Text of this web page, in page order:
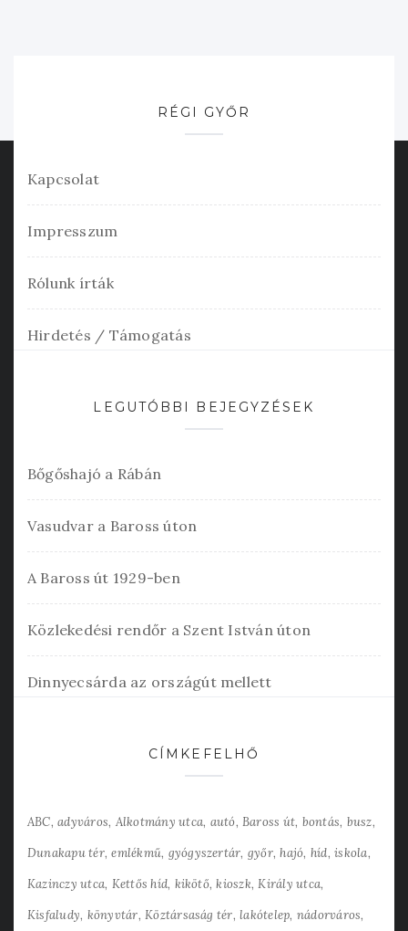
RÉGI GYŐR
Kapcsolat
Impresszum
Rólunk írták
Hirdetés / Támogatás
LEGUTÓBBI BEJEGYZÉSEK
Bőgőshajó a Rábán
Vasudvar a Baross úton
A Baross út 1929-ben
Közlekedési rendőr a Szent István úton
Dinnyecsárda az országút mellett
CÍMKEFELHŐ
ABC adyváros Alkotmány utca autó Baross út bontás busz
Dunakapu tér emlékmű gyógyszertár győr hajó híd iskola
Kazinczy utca Kettős híd kikötő kioszk Király utca
Kisfaludy könyvtár Köztársaság tér lakótelep nádorváros